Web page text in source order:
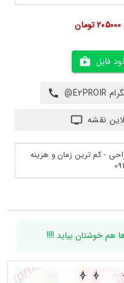
205000 تومان
فایل
نقشه
- کم ترین زمان و هزینه
هم خوشتان بیاید !!!!